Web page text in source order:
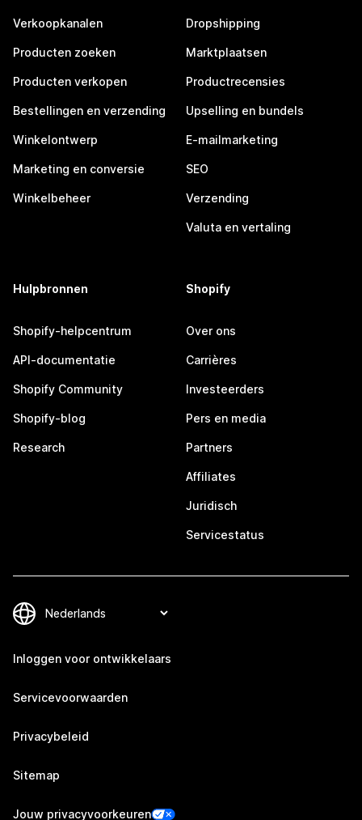
Verkoopkanalen
Producten zoeken
Producten verkopen
Bestellingen en verzending
Winkelontwerp
Marketing en conversie
Winkelbeheer
Dropshipping
Marktplaatsen
Productrecensies
Upselling en bundels
E-mailmarketing
SEO
Verzending
Valuta en vertaling
Hulpbronnen
Shopify-helpcentrum
API-documentatie
Shopify Community
Shopify-blog
Research
Shopify
Over ons
Carrières
Investeerders
Pers en media
Partners
Affiliates
Juridisch
Servicestatus
Inloggen voor ontwikkelaars
Servicevoorwaarden
Privacybeleid
Sitemap
Jouw privacyvoorkeuren